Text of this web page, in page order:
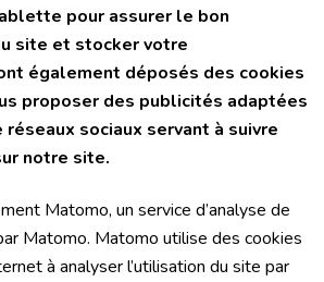
pour assurer le bon
site et stocker votre
également déposés des cookies
proposer des publicités adaptées
sociaux servant à suivre
notre site.
Matomo, un service d’analyse de
Matomo. Matomo utilise des cookies
à analyser l’utilisation du site par